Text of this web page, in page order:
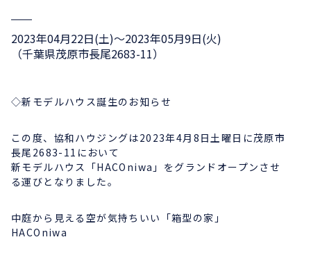
2023年04月22日(土)〜2023年05月9日(火)
（千葉県茂原市長尾2683-11）
◇新モデルハウス誕生のお知らせ
この度、協和ハウジングは2023年4月8日土曜日に茂原市
長尾2683-11において
新モデルハウス「HACOniwa」をグランドオープンさせ
る運びとなりました。
中庭から見える空が気持ちいい「箱型の家」
HACOniwa